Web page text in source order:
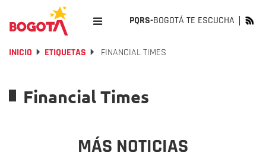
PQRS-BOGOTÁ TE ESCUCHA
INICIO ETIQUETAS FINANCIAL TIMES
Financial Times
MÁS NOTICIAS